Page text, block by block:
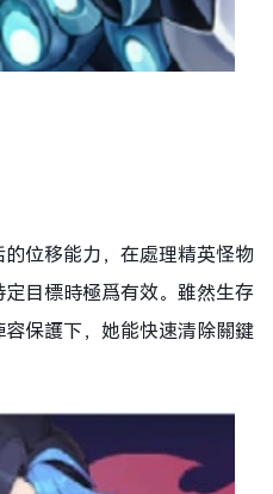
位移能力，在處理精英怪物
目標時極爲有效。雖然生存
保護下，她能快速清除關鍵